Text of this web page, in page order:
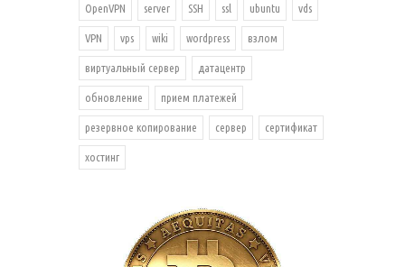
OpenVPN server SSH ssl ubuntu vds
VPN vps wiki wordpress взлом
виртуальный сервер датацентр
обновление прием платежей
резервное копирование сервер сертификат
хостинг